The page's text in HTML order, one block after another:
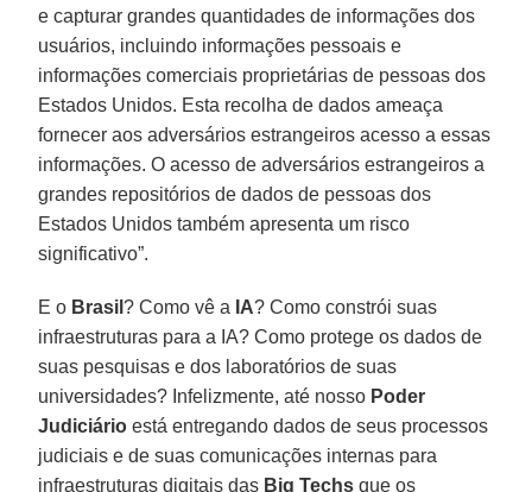
e capturar grandes quantidades de informações dos
usuários, incluindo informações pessoais e
informações comerciais proprietárias de pessoas dos
Estados Unidos. Esta recolha de dados ameaça
fornecer aos adversários estrangeiros acesso a essas
informações. O acesso de adversários estrangeiros a
grandes repositórios de dados de pessoas dos
Estados Unidos também apresenta um risco
significativo”.
E o Brasil? Como vê a IA? Como constrói suas
infraestruturas para a IA? Como protege os dados de
suas pesquisas e dos laboratórios de suas
universidades? Infelizmente, até nosso Poder
Judiciário está entregando dados de seus processos
judiciais e de suas comunicações internas para
infraestruturas digitais das Big Techs que os